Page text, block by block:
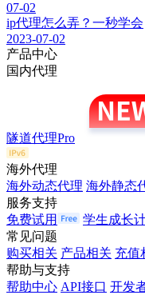
07-02
ip代理怎么弄？一秒学会
2023-07-02
产品中心
国内代理
隧道代理Pro
海外代理
海外动态代理 海外静态
服务支持
免费试用
学生成长
常见问题
购买相关 产品相关 充值
帮助与支持
帮助中心 API接口 开发